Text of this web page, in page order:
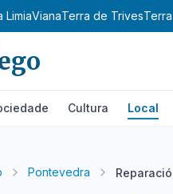
LimiaVianaTerra de Trives
Cultura Local
Pontevedra